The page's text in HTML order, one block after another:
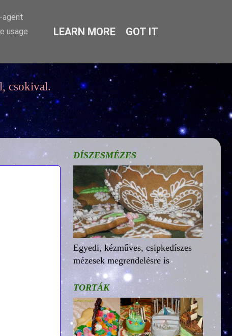
csokival.
DÍSZESMÉZES
Egyedi, kézműves, csipkedíszes
mézesek megrendelésre is
TORTÁK
agent
usage
LEARN MORE GOT IT